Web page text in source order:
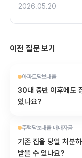
2026.05.20
이전 질문 보기
아파트담보대출
30대 중반 이후에도
있나요?
주택담보대출 매매자금
기존 집을 당일 처분
받을 수 있나요?